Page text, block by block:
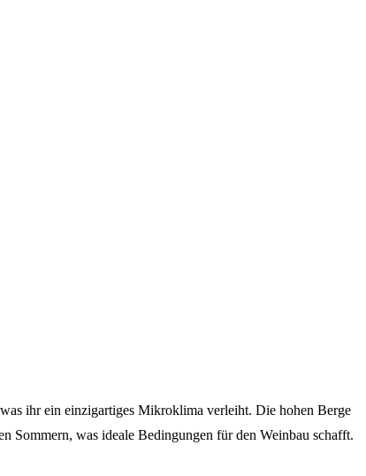
ihr ein einzigartiges Mikroklima verleiht. Die hohen Berge
Sommern, was ideale Bedingungen für den Weinbau schafft.